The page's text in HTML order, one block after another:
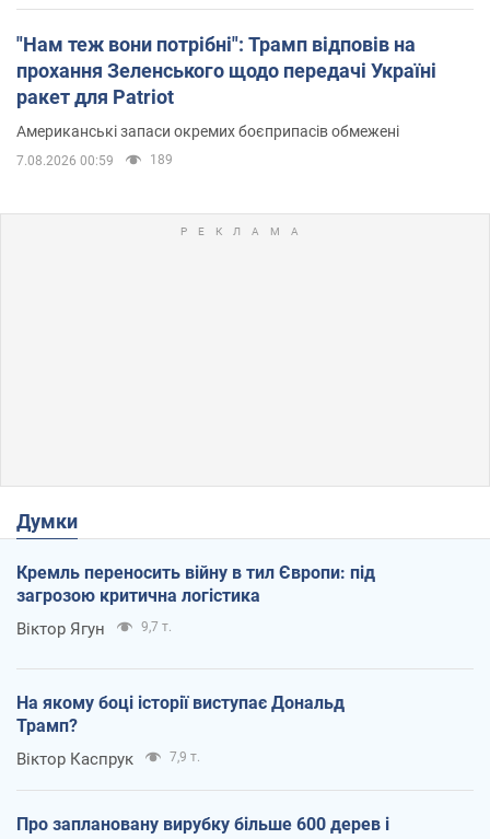
"Нам теж вони потрібні": Трамп відповів на
прохання Зеленського щодо передачі Україні
ракет для Patriot
Американські запаси окремих боєприпасів обмежені
7.08.2026 00:59 189
Думки
Кремль переносить війну в тил Європи: під
загрозою критична логістика
Віктор Ягун 9,7 т.
На якому боці історії виступає Дональд
Трамп?
Віктор Каспрук 7,9 т.
Про заплановану вирубку більше 600 дерев і